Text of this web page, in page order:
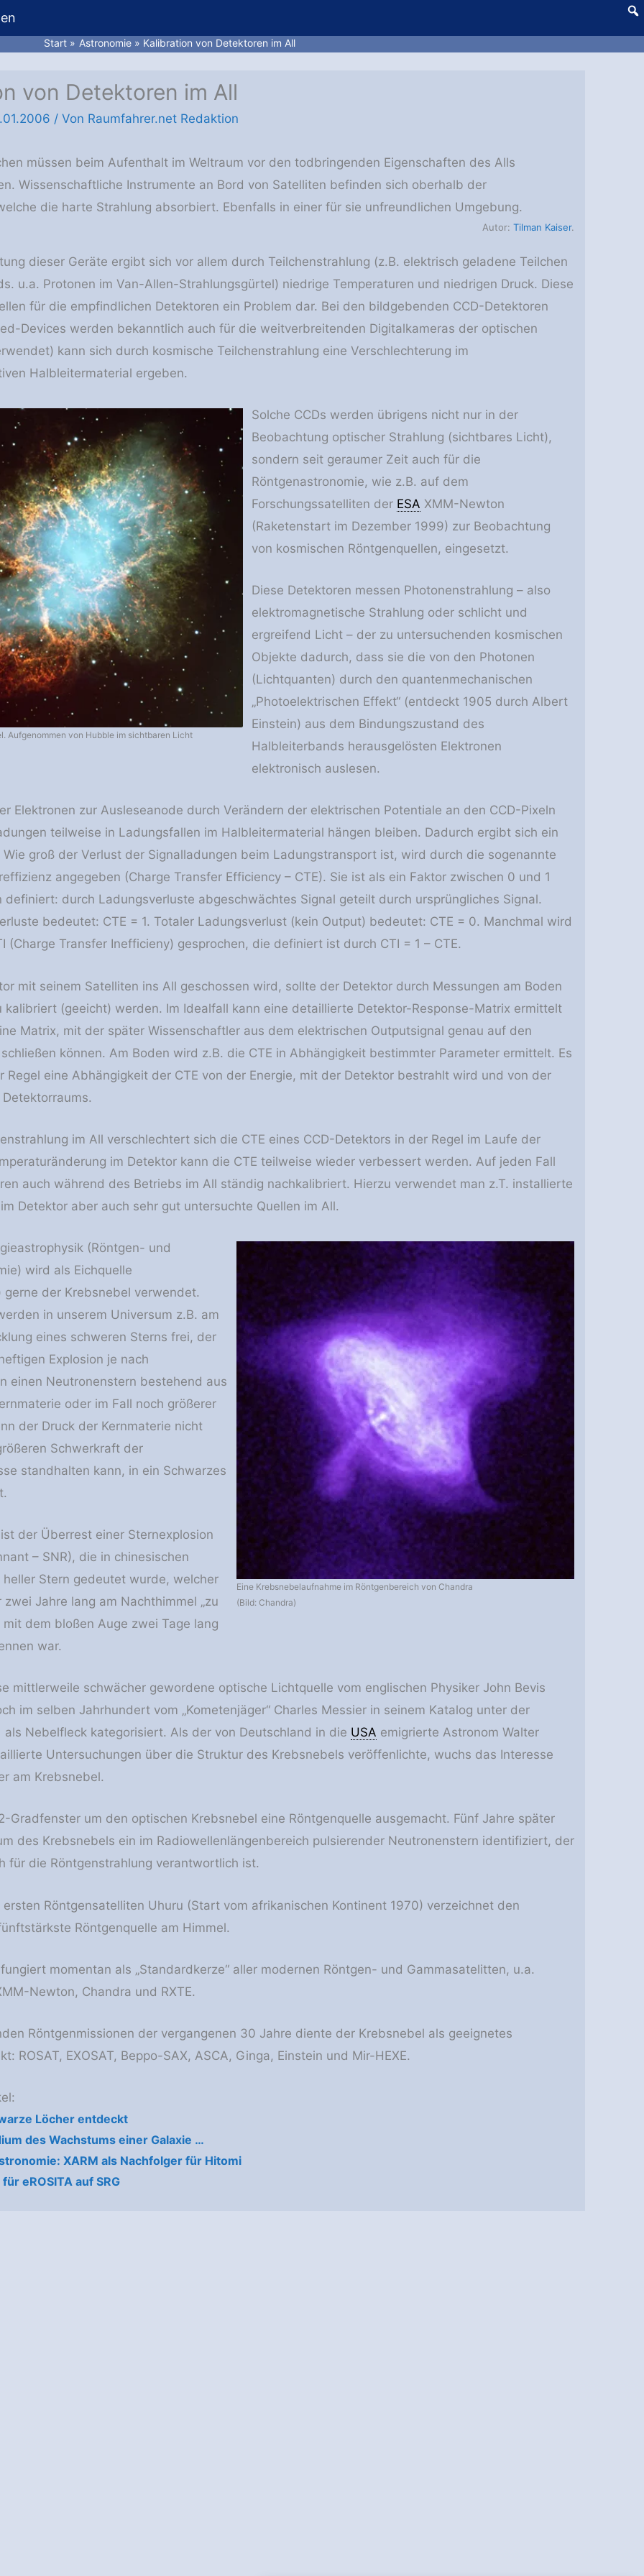
Start Astronomie Kalibration von Detektoren im All
von Detektoren im All
/ Von Raumfahrer.net Redaktion
müssen beim Aufenthalt im Weltraum vor den todbringenden Eigenschaften des Alls
Wissenschaftliche Instrumente an Bord von Satelliten befinden sich oberhalb der
die harte Strahlung absorbiert. Ebenfalls in einer für sie unfreundlichen Umgebung.
Autor:Tilman Kaiser.
dieser Geräte ergibt sich vor allem durch Teilchenstrahlung (z.B. elektrisch geladene Teilchen
u.a. Protonen im Van-Allen-Strahlungsgürtel) niedrige Temperaturen und niedrigen Druck. Diese
für die empfindlichen Detektoren ein Problem dar. Bei den bildgebenden CCD-Detektoren
Devices werden bekanntlich auch für die weitverbreitenden Digitalkameras der optischen
kann sich durch kosmische Teilchenstrahlung eine Verschlechterung im
Halbleitermaterial ergeben.
Aufgenommen von Hubble im sichtbaren Licht
Solche CCDs werden übrigens nicht nur in der
Beobachtung optischer Strahlung (sichtbares Licht),
sondern seit geraumer Zeit auch für die
Röntgenastronomie, wie z.B. auf dem
Forschungssatelliten der ESA XMM-Newton
(Raketenstart im Dezember 1999) zur Beobachtung
von kosmischen Röntgenquellen, eingesetzt.
Diese Detektoren messen Photonenstrahlung – also
elektromagnetische Strahlung oder schlicht und
ergreifend Licht – der zu untersuchenden kosmischen
Objekte dadurch, dass sie die von den Photonen
(Lichtquanten) durch den quantenmechanischen
„Photoelektrischen Effekt“ (entdeckt 1905 durch Albert
Einstein) aus dem Bindungszustand des
Halbleiterbands herausgelösten Elektronen
elektronisch auslesen.
Elektronen zur Ausleseanode durch Verändern der elektrischen Potentiale an den CCD-Pixeln
teilweise in Ladungsfallen im Halbleitermaterial hängen bleiben. Dadurch ergibt sich ein
groß der Verlust der Signalladungen beim Ladungstransport ist, wird durch die sogenannte
angegeben (Charge Transfer Efficiency – CTE). Sie ist als ein Faktor zwischen 0 und 1
definiert: durch Ladungsverluste abgeschwächtes Signal geteilt durch ursprüngliches Signal.
bedeutet: CTE = 1. Totaler Ladungsverlust (kein Output) bedeutet: CTE = 0. Manchmal wird
(Charge Transfer Inefficieny) gesprochen, die definiert ist durch CTI = 1 – CTE.
mit seinem Satelliten ins All geschossen wird, sollte der Detektor durch Messungen am Boden
kalibriert (geeicht) werden. Im Idealfall kann eine detaillierte Detektor-Response-Matrix ermittelt
Matrix, mit der später Wissenschaftler aus dem elektrischen Outputsignal genau auf den
können. Am Boden wird z.B. die CTE in Abhängigkeit bestimmter Parameter ermittelt. Es
Regel eine Abhängigkeit der CTE von der Energie, mit der Detektor bestrahlt wird und von der
im All verschlechtert sich die CTE eines CCD-Detektors in der Regel im Laufe der
im Detektor kann die CTE teilweise wieder verbessert werden. Auf jeden Fall
auch während des Betriebs im All ständig nachkalibriert. Hierzu verwendet man z.T. installierte
Detektor aber auch sehr gut untersuchte Quellen im All.
Eine Krebsnebelaufnahme im Röntgenbereich von Chandra
(Bild: Chandra)
(Röntgen- und
wird als Eichquelle
gerne der Krebsnebel verwendet.
in unserem Universum z.B. am
eines schweren Sterns frei, der
Explosion je nach
einen Neutronenstern bestehend aus
oder im Fall noch größerer
der Druck der Kernmaterie nicht
Schwerkraft der
standhalten kann, in ein Schwarzes
der Überrest einer Sternexplosion
– SNR), die in chinesischen
heller Stern gedeutet wurde, welcher
Jahre lang am Nachthimmel „zu
mit dem bloßen Auge zwei Tage lang
war.
mittlerweile schwächer gewordene optische Lichtquelle vom englischen Physiker John Bevis
im selben Jahrhundert vom „Kometenjäger“ Charles Messier in seinem Katalog unter der
als Nebelfleck kategorisiert. Als der von Deutschland in die USA emigrierte Astronom Walter
Untersuchungen über die Struktur des Krebsnebels veröffenlichte, wuchs das Interesse
am Krebsnebel.
Gradfenster um den optischen Krebsnebel eine Röntgenquelle ausgemacht. Fünf Jahre später
des Krebsnebels ein im Radiowellenlängenbereich pulsierender Neutronenstern identifiziert, der
für die Röntgenstrahlung verantwortlich ist.
ersten Röntgensatelliten Uhuru (Start vom afrikanischen Kontinent 1970) verzeichnet den
Röntgenquelle am Himmel.
momentan als „Standardkerze“ aller modernen Röntgen- und Gammasatelitten, u.a.
Newton, Chandra und RXTE.
Röntgenmissionen der vergangenen 30 Jahre diente der Krebsnebel als geeignetes
ROSAT, EXOSAT, Beppo-SAX, ASCA, Ginga, Einstein und Mir-HEXE.
Löcher entdeckt
des Wachstums einer Galaxie …
XARM als Nachfolger für Hitomi
eROSITA auf SRG